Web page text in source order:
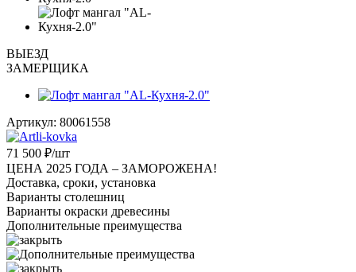
ВЫЕЗД
ЗАМЕРЩИКА
Артикул: 80061558
71 500 ₽/шт
ЦЕНА 2025 ГОДА – ЗАМОРОЖЕНА!
Доставка, сроки, установка
Варианты столешниц
Варианты окраски древесины
Дополнительные преимущества